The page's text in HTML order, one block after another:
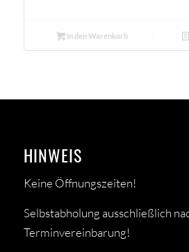
In den Warenkorb
HINWEIS
Keine Öffnungszeiten!
Selbstabholung ausschließlich
Terminvereinbarung!